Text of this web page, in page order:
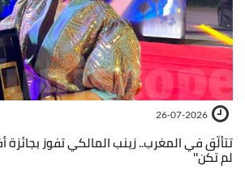
26-07-2026
تتألّق في المغرب.. زينب المالكي تفوز
لم تكن''